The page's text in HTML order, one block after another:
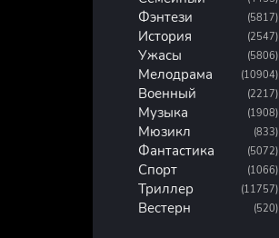
Фэнтези (5817)
История (2547)
Ужасы (5806)
Мелодрама (10904)
Военный (2217)
Музыка (1908)
Мюзикл (833)
Фантастика (5072)
Спорт (1066)
Триллер (11757)
Вестерн (520)